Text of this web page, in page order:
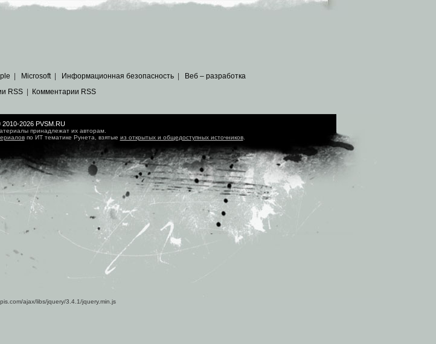
Microsoft| Информационная безопасность
Веб – разработка
RSS| Комментарии RSS
2010-2026 PVSM.RU
принадлежат их авторам.
по ИТ тематике Рунета, взятые из открытых и общедоступных источников.
ajax/libs/jquery/3.4.1/jquery.min.js